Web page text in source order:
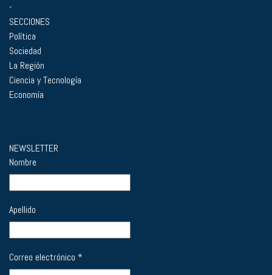
-
SECCIONES
Política
Sociedad
La Región
Ciencia y Tecnología
Economía
NEWSLETTER
Nombre
Apellido
Correo electrónico *